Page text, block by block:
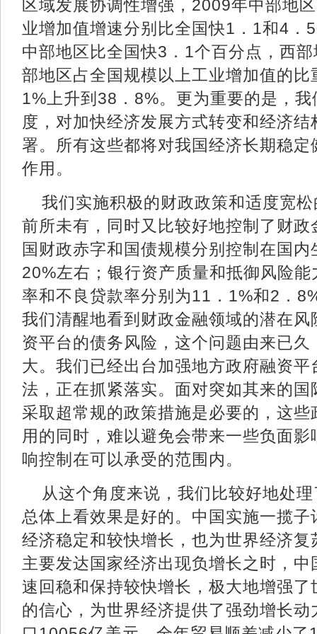
区域发展协调性增强，2009年中部地
业增加值增速分别比全国快1．1和4．
中部地区比全国快3．1个百分点，西
部地区占全国规模以上工业增加值的
1%上升到38．8%。更为重要的是，
度，对加快经济发展方式转变和经济
署。所有这些都将对我国经济长期稳
作用。
我们实施积极的财政政策和适度宽
前所未有，同时又比较好地控制了财
国财政赤字和国债规模分别控制在国
20%左右；银行资产质量和抵御风险
率和不良贷款率分别为11．1%和2．
我们清醒地看到财政金融领域的潜在
资平台的债务风险，这个问题由来已
大。我们已经出台加强地方政府融资
法，正在抓紧落实。面对突如其来的
采取超常规的政策措施是必要的，这
用的同时，难以避免会带来一些负面
响控制在可以承受的范围内。
从这个角度来说，我们比较好地处
总体上看效果是好的。中国实施一揽
经济稳定和较快增长，也为世界经济
主要发达国家经济出现负增长之时，
速回稳和保持较快增长，极大地增强
的信心，为世界经济提供了强劲增长